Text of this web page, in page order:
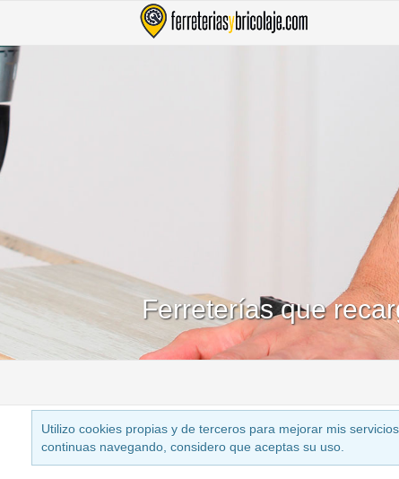
Ferreterías que
Utilizo cookies propias y de terceros para mejorar mis
continuas navegando, considero que aceptas su uso.